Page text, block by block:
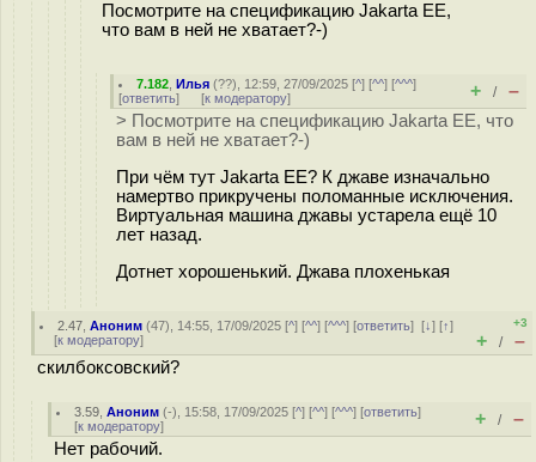
Посмотрите на спецификацию Jakarta EE,
что вам в ней не хватает?-)
7.182 ,Илья (??), 12:59, 27/09/2025 [^] [^^] [^^^]
[ответить] [к модератору] + / –
> Посмотрите на спецификацию Jakarta EE, что
вам в ней не хватает?-)
При чём тут Jakarta EE? К джаве изначально
намертво прикручены поломанные исключения.
Виртуальная машина джавы устарела ещё 10
лет назад.
Дотнет хорошенький. Джава плохенькая
2.47 ,Аноним (47), 14:55, 17/09/2025 [^] [^^] [^^^] [ответить][↓] [↑]
[к модератору]
+3
+ / –
скилбоксовский?
3.59 ,Аноним (-), 15:58, 17/09/2025 [^] [^^] [^^^] [ответить]
[к модератору] + / –
Нет рабочий.